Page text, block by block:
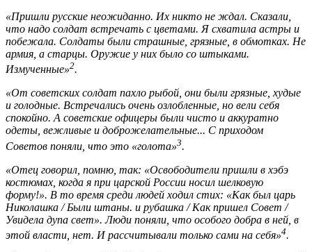
«Пришли русские неожиданно. Их никто не ждал. Сказали,
что надо солдат встречать с цветами. Я схватила астры и
побежала. Солдаты были страшные, грязные, в обмотках. Не
армия, а старцы. Оружие у них было со штыками.
Измученные»2.
«От советских солдат пахло рыбой, они были грязные, худые
и голодные. Встречались очень озлобленные, но вели себя
спокойно. А советские офицеры были чисто и аккуратно
одеты, вежливые и доброжелательные... С приходом
Советов поняли, что это «голота»3.
«Отец говорил, помню, так: «Освободители пришли в хэбэ
костюмах, когда я при царской России носил шелковую
форму!». В то время среди людей ходил стих: «Как был царь
Николашка / Были штаны. и рубашка / Как пришел Совет /
Увидела дупа свет». Люди поняли, что особого добра в ней, в
этой власти, нет. И рассчитывали только сами на себя»4.